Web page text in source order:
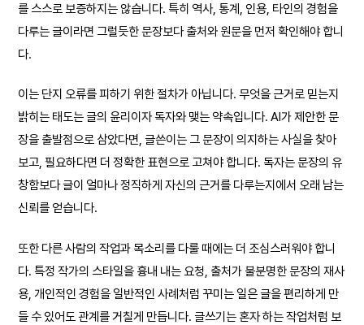
를 스스로 보증하지는 않습니다. 특히 역사, 통계, 인용, 타인의 경험을
다루는 글이라면 그럴듯한 문장보다 출처와 원문을 먼저 확인해야 합니
다.
이는 단지 오류를 피하기 위한 절차가 아닙니다. 무엇을 근거로 믿는지
밝히는 태도는 글의 윤리이자 독자와 맺는 약속입니다. AI가 제안한 문
장을 출발점으로 삼았다면, 글쓴이는 그 문장이 의지하는 사실을 찾아
보고, 필요하다면 더 정확한 표현으로 고쳐야 합니다. 독자는 문장의 유
창함보다 글이 얼마나 정직하게 자신의 근거를 다루는지에서 오래 남는
신뢰를 얻습니다.
또한 다른 사람의 작업과 목소리를 다룰 때에는 더 조심스러워야 합니
다. 특정 작가의 스타일을 흉내 내는 요청, 출처가 불분명한 문장의 재사
용, 개인적인 경험을 일반적인 사례처럼 꾸미는 일은 글을 편리하게 만
들 수 있어도 관계를 거칠게 만듭니다. 글쓰기는 혼자 하는 작업처럼 보